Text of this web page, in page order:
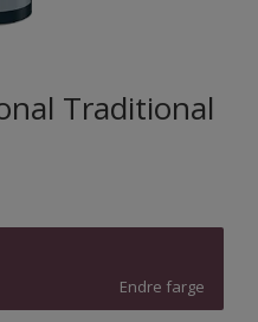
Traditional
Endre farge